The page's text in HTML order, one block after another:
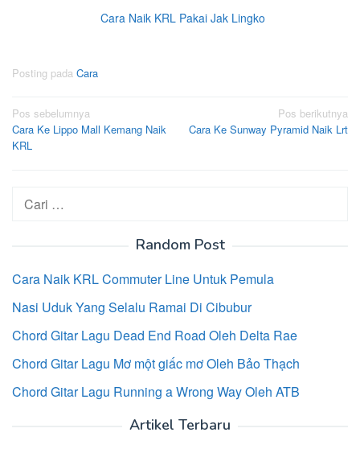
Cara Naik KRL Pakai Jak Lingko
Posting pada Cara
Navigasi
pos
Pos sebelumnya
Cara Ke Lippo Mall Kemang Naik
KRL
Pos berikutnya
Cara Ke Sunway Pyramid Naik Lrt
Cari
Random Post
Cara Naik KRL Commuter Line Untuk Pemula
Nasi Uduk Yang Selalu Ramai Di Cibubur
Chord Gitar Lagu Dead End Road Oleh Delta Rae
Chord Gitar Lagu Mơ một giấc mơ Oleh Bảo Thạch
Chord Gitar Lagu Running a Wrong Way Oleh ATB
Artikel Terbaru